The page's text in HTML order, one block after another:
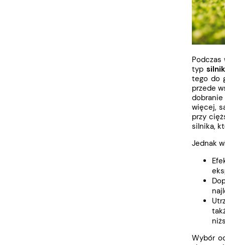
Podczas
typ
tego do
przede
więcej,
przy
silnika,
Jednak
Wybór